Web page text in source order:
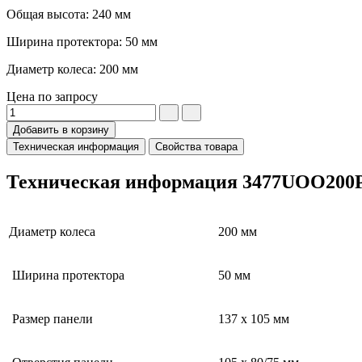
Общая высота: 240 мм
Ширина протектора: 50 мм
Диаметр колеса: 200 мм
Цена по запросу
Добавить в корзину
Техническая информация
Свойства товара
Техническая информация
Диаметр колеса 200 мм
Ширина протектора 50 мм
Размер панели 137 x 105 мм